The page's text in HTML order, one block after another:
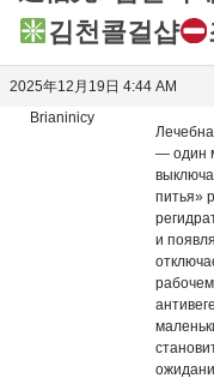
김천콜걸샵
2025年12月19日 4:44 AM
Brianinicy
— один
питья»
и